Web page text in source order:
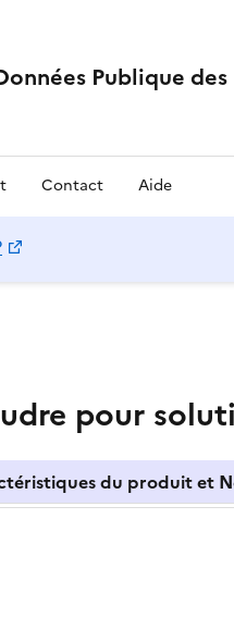
Publique
Contact Aide
pour
du produit et